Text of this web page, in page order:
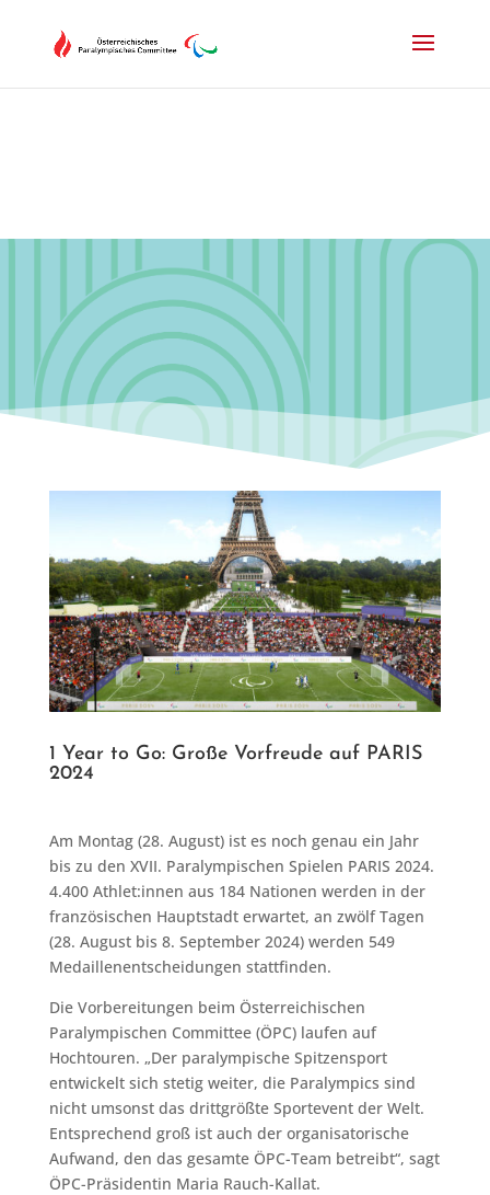
1 Year to Go: Große Vorfreude auf PARIS
2024
Am Montag (28. August) ist es noch genau ein Jahr
bis zu den XVII. Paralympischen Spielen PARIS 2024.
4.400 Athlet:innen aus 184 Nationen werden in der
französischen Hauptstadt erwartet, an zwölf Tagen
(28. August bis 8. September 2024) werden 549
Medaillenentscheidungen stattfinden.
Die Vorbereitungen beim Österreichischen
Paralympischen Committee (ÖPC) laufen auf
Hochtouren. „Der paralympische Spitzensport
entwickelt sich stetig weiter, die Paralympics sind
nicht umsonst das drittgrößte Sportevent der Welt.
Entsprechend groß ist auch der organisatorische
Aufwand, den das gesamte ÖPC-Team betreibt“, sagt
ÖPC-Präsidentin Maria Rauch-Kallat.